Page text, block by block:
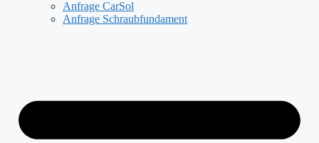
Anfrage CarSol
Anfrage Schraubfundament